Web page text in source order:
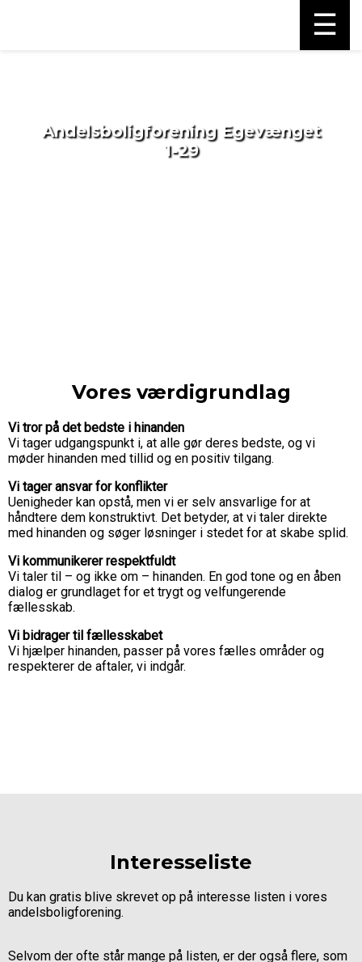
☰
Andelsboligforening Egevænget
1-29
Vores værdigrundlag
Vi tror på det bedste i hinanden
Vi tager udgangspunkt i, at alle gør deres bedste, og vi
møder hinanden med tillid og en positiv tilgang.
Vi tager ansvar for konflikter
Uenigheder kan opstå, men vi er selv ansvarlige for at
håndtere dem konstruktivt. Det betyder, at vi taler direkte
med hinanden og søger løsninger i stedet for at skabe splid.
Vi kommunikerer respektfuldt
Vi taler til – og ikke om – hinanden. En god tone og en åben
dialog er grundlaget for et trygt og velfungerende
fællesskab.
Vi bidrager til fællesskabet
Vi hjælper hinanden, passer på vores fælles områder og
respekterer de aftaler, vi indgår.
Interesseliste
Du kan gratis blive skrevet op på interesse listen i vores
andelsboligforening.
Selvom der ofte står mange på listen, er der også flere, som